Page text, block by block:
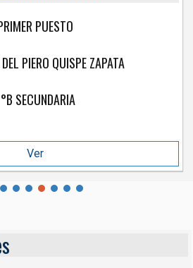
PUESTO
PIERO QUISPE ZAPATA
SECUNDARIA
Ver